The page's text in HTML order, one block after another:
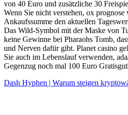
von 40 Euro und zusätzliche 30
Wenn Sie nicht verstehen, ox prognose
Ankaufssumme den aktuellen
Das Wild-Symbol mit der Maske von
keine Gewinne bei Pharaohs Tomb,
und Nerven dafür gibt. Planet casino
Sie auch im Lebenslauf verwenden,
Gegenzug noch mal 100 Euro
Dash Hyphen | Warum steigen